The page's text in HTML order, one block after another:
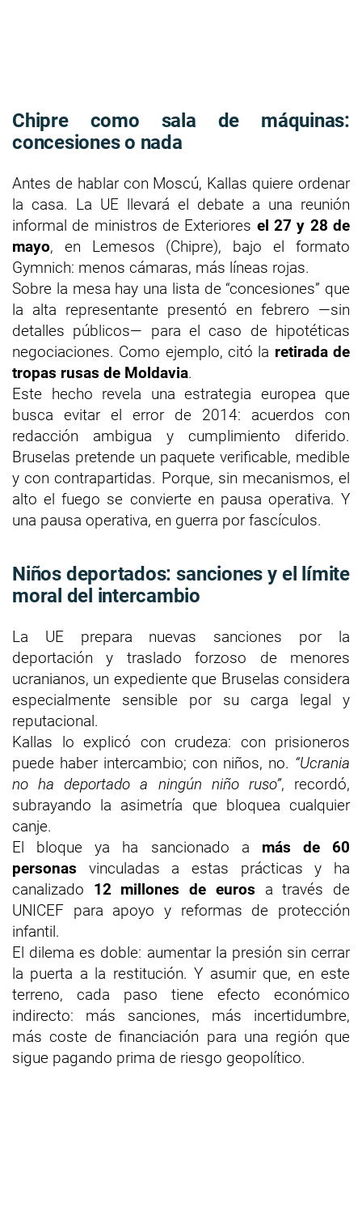
Chipre como sala de máquinas:
concesiones o nada
Antes de hablar con Moscú, Kallas quiere ordenar
la casa. La UE llevará el debate a una reunión
informal de ministros de Exteriores el 27 y 28 de
mayo, en Lemesos (Chipre), bajo el formato
Gymnich: menos cámaras, más líneas rojas.
Sobre la mesa hay una lista de “concesiones” que
la alta representante presentó en febrero —sin
detalles públicos— para el caso de hipotéticas
negociaciones. Como ejemplo, citó la retirada de
tropas rusas de Moldavia.
Este hecho revela una estrategia europea que
busca evitar el error de 2014: acuerdos con
redacción ambigua y cumplimiento diferido.
Bruselas pretende un paquete verificable, medible
y con contrapartidas. Porque, sin mecanismos, el
alto el fuego se convierte en pausa operativa. Y
una pausa operativa, en guerra por fascículos.
Niños deportados: sanciones y el límite
moral del intercambio
La UE prepara nuevas sanciones por la
deportación y traslado forzoso de menores
ucranianos, un expediente que Bruselas considera
especialmente sensible por su carga legal y
reputacional.
Kallas lo explicó con crudeza: con prisioneros
puede haber intercambio; con niños, no. “Ucrania
no ha deportado a ningún niño ruso”, recordó,
subrayando la asimetría que bloquea cualquier
canje.
El bloque ya ha sancionado a más de 60
personas vinculadas a estas prácticas y ha
canalizado 12 millones de euros a través de
UNICEF para apoyo y reformas de protección
infantil.
El dilema es doble: aumentar la presión sin cerrar
la puerta a la restitución. Y asumir que, en este
terreno, cada paso tiene efecto económico
indirecto: más sanciones, más incertidumbre,
más coste de financiación para una región que
sigue pagando prima de riesgo geopolítico.